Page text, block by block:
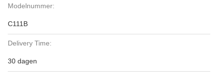
Modelnummer:
C111B
Delivery Time:
30 dagen